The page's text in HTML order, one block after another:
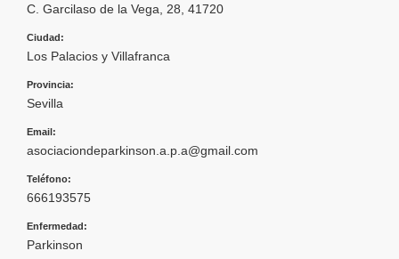
C. Garcilaso de la Vega, 28, 41720
Ciudad:
Los Palacios y Villafranca
Provincia:
Sevilla
Email:
asociaciondeparkinson.a.p.a@gmail.com
Teléfono:
666193575
Enfermedad:
Parkinson